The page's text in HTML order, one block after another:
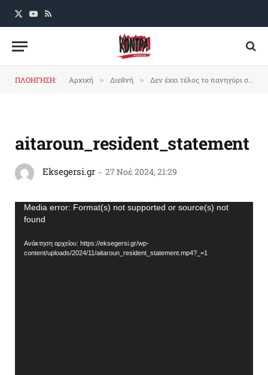
X
YouTube
RSS
ΠΛΟΗΓΗΣΗ: Αρχική » Διεθνή » Δεν έχει τέλος το πανηγύρι στον νότιο Λίβανο
aitaroun_resident_statement
Eksegersi.gr 27 Νοέ 2024, 21:29
Πρόγραμμα
Αναπαραγωγής
Βίντεο
Media error: Format(s) not supported or source(s) not
found
Ανάκτηση αρχείου: https://eksegersi.gr/wp-
content/uploads/2024/11/aitaroun_resident_statement.mp4?_=1